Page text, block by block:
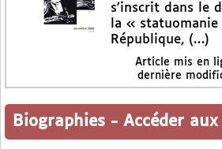
s’inscrit dans le
la «
République, (…)
Article mis en
dernière
Biographies - Accéder